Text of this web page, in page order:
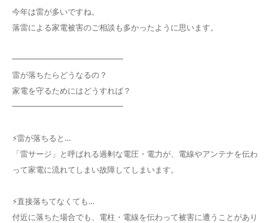
今年は雷が多いですね。
落雷による家電被害のご相談も多かったように思います。
━━━━━━━━━━━━━━
雷が落ちたらどうなるの？
家電を守るためにはどうすれば？
━━━━━━━━━━━━━━
⚡️雷が落ちると…
「雷サージ」と呼ばれる過剰な電圧・電力が、電線やアンテナを伝わ
って家電に流れてしまい故障してしまいます。
⚡️直接落ちてなくても…
付近に落ちた場合でも、電柱・電線を伝わって被害に遭うことがあり